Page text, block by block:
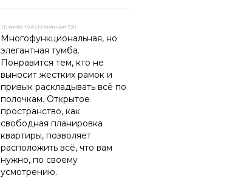
ТВ тумба TVAS19 (артикул 731)
Многофункциональная, но
элегантная тумба.
Понравится тем, кто не
выносит жестких рамок и
привык раскладывать всё по
полочкам. Открытое
пространство, как
свободная планировка
квартиры, позволяет
расположить всё, что вам
нужно, по своему
усмотрению.